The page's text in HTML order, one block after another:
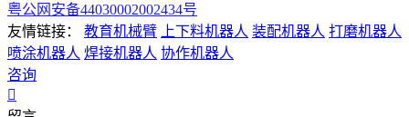
粤公网安备44030002002434号
友情链接：
教育机械臂 上下料机器人 装配机器人 打磨机器人
喷涂机器人 焊接机器人 协作机器人
咨询